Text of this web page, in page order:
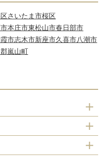
さいたま市桜区
本庄市東松山市春日部市
市志木市新座市久喜市八潮市
嵐山町